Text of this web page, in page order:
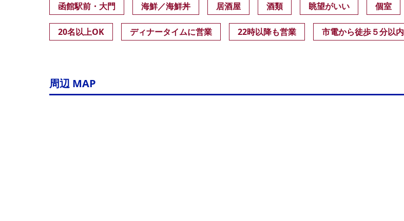
函館駅前・大門 海鮮／海鮮丼 居酒屋 酒類 眺望がいい 個室
20名以上OK ディナータイムに営業 22時以降も営業 市電から徒歩５分以内
周辺 MAP